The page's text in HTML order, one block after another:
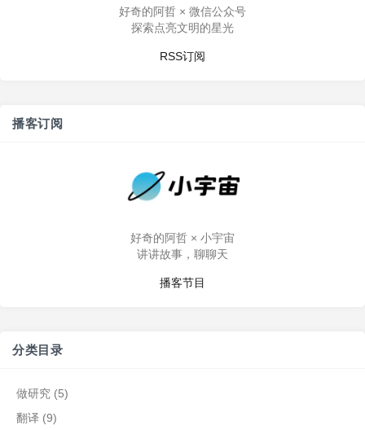
好奇的阿哲 × 微信公众号
探索点亮文明的星光
RSS订阅
播客订阅
好奇的阿哲 × 小宇宙
讲讲故事，聊聊天
播客节目
分类目录
做研究 (5)
翻译 (9)